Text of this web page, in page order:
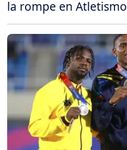
la rompe en Atletismo